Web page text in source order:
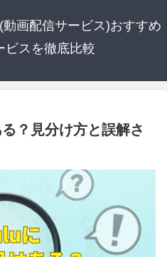
動画配信サービス)おすすめ
ビスを徹底比較
？見分け方と誤解さ